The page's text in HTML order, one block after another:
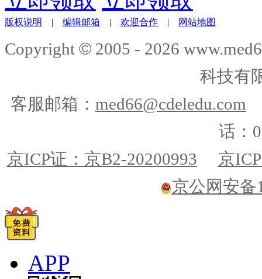
版权说明 | 编辑邮箱 | 欢迎合作 | 网站地图
Copyright © 2005 - 2026
科技有
客服邮箱： med66@cdeledu.com
话：
京ICP证：京B2-20200993
京
京公网安备
APP